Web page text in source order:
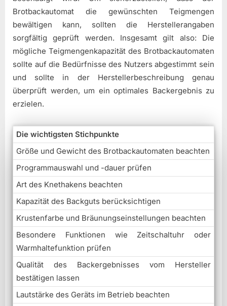
Brotbackautomat die gewünschten Teigmengen
bewältigen kann, sollten die Herstellerangaben
sorgfältig geprüft werden. Insgesamt gilt also: Die
mögliche Teigmengenkapazität des Brotbackautomaten
sollte auf die Bedürfnisse des Nutzers abgestimmt sein
und sollte in der Herstellerbeschreibung genau
überprüft werden, um ein optimales Backergebnis zu
erzielen.
Die wichtigsten Stichpunkte
Größe und Gewicht des Brotbackautomaten beachten
Programmauswahl und -dauer prüfen
Art des Knethakens beachten
Kapazität des Backguts berücksichtigen
Krustenfarbe und Bräunungseinstellungen beachten
Besondere Funktionen wie Zeitschaltuhr oder
Warmhaltefunktion prüfen
Qualität des Backergebnisses vom Hersteller
bestätigen lassen
Lautstärke des Geräts im Betrieb beachten